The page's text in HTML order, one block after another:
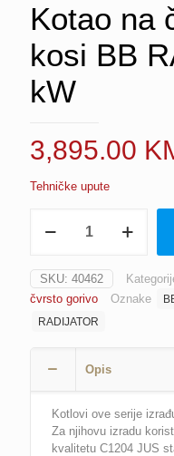
Kotao na
kosi BB
kW
3,895.00
Tehničke upute
gorivo
K
kosi
BB
SKU: 40462
čvrsto gorivo
Oznake
RADIJATOR
Opis
Kotlovi ove serije
Za njihovu izradu
kvalitetu C1204 JUS